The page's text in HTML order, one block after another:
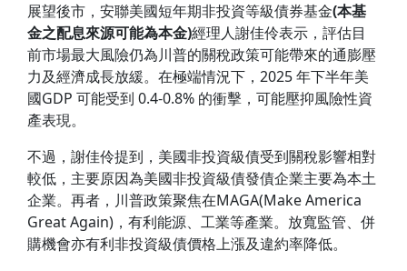
展望後市，安聯美國短年期非投資等級債券基金(本基
金之配息來源可能為本金)經理人謝佳伶表示，評估目
前市場最大風險仍為川普的關稅政策可能帶來的通膨壓
力及經濟成長放緩。在極端情況下，2025 年下半年美
國GDP 可能受到 0.4-0.8% 的衝擊，可能壓抑風險性資
產表現。
不過，謝佳伶提到，美國非投資級債受到關稅影響相對
較低，主要原因為美國非投資級債發債企業主要為本土
企業。再者，川普政策聚焦在MAGA(Make America
Great Again)，有利能源、工業等產業。放寬監管、併
購機會亦有利非投資級債價格上漲及違約率降低。